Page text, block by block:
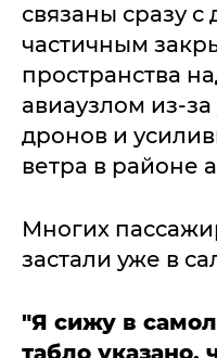
связаны сразу
частичным
пространства
авиаузлом из-
дронов и
ветра в районе
Многих
застали уже в
"Я сижу в
табло указано,